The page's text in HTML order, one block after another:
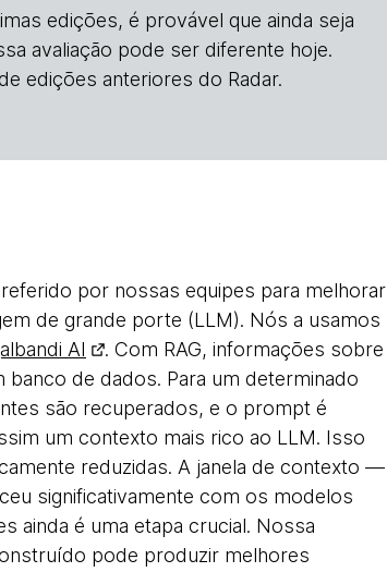
edições, é provável que ainda seja
avaliação pode ser diferente hoje.
edições anteriores do Radar.
por nossas equipes para melhorar
de grande porte (LLM). Nós a usamos
AI
. Com RAG, informações sobre
de dados. Para um determinado
são recuperados, e o prompt é
um contexto mais rico ao LLM. Isso
reduzidas. A janela de contexto —
significativamente com os modelos
ainda é uma etapa crucial. Nossa
pode produzir melhores